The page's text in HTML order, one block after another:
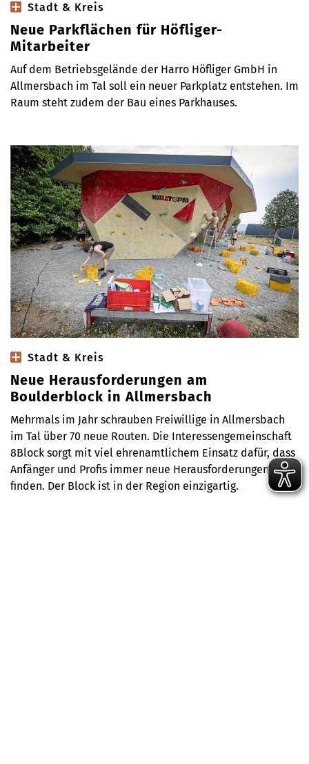
Stadt & Kreis
Neue Parkflächen für Höfliger-
Mitarbeiter
Auf dem Betriebsgelände der Harro Höfliger GmbH in
Allmersbach im Tal soll ein neuer Parkplatz entstehen. Im
Raum steht zudem der Bau eines Parkhauses.
Stadt & Kreis
Neue Herausforderungen am
Boulderblock in Allmersbach
Mehrmals im Jahr schrauben Freiwillige in Allmersbach
im Tal über 70 neue Routen. Die Interessengemeinschaft
8Block sorgt mit viel ehrenamtlichem Einsatz dafür, dass
Anfänger und Profis immer neue Herausforderungen
finden. Der Block ist in der Region einzigartig.